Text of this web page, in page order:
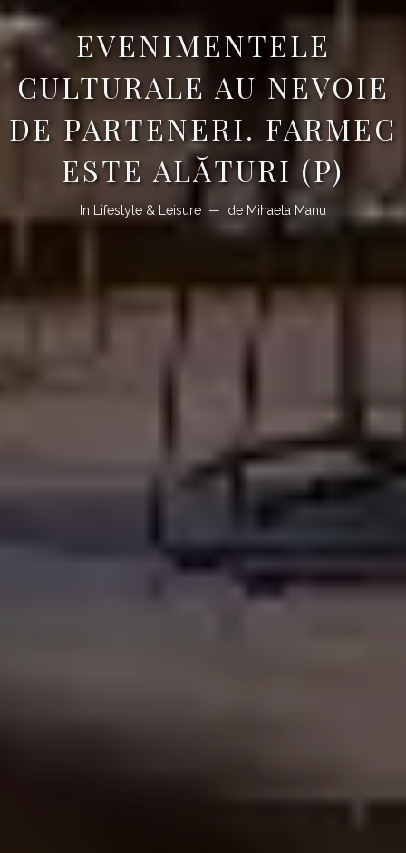
EVENIMENTELE
CULTURALE AU NEVOIE
DE PARTENERI. FARMEC
ESTE ALĂTURI (P)
In Lifestyle & Leisure de Mihaela Manu